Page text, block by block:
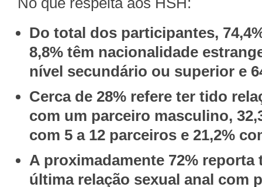
Do total dos participantes,
8,8% têm nacionalidade
nível secundário ou superior e
Cerca de 28% refere ter tido
com um parceiro masculino,
com 5 a 12 parceiros e 21,2%
A proximadamente 72%
última relação sexual anal com